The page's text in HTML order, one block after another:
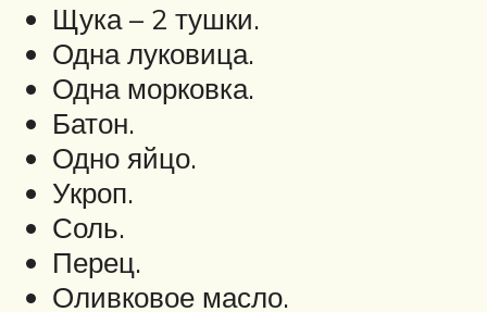
Щука – 2 тушки.
Одна луковица.
Одна морковка.
Батон.
Одно яйцо.
Укроп.
Соль.
Перец.
Оливковое масло.